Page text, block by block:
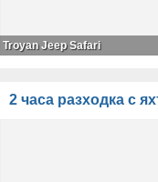
Troyan Jeep Safari
2 часа разходка с